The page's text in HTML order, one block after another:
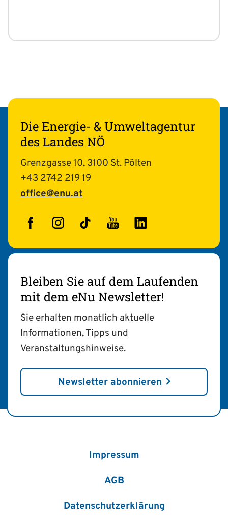
Die Energie- & Umweltagentur
des Landes NÖ
Grenzgasse 10, 3100 St. Pölten
+43 2742 219 19
office@enu.at
FacebookInstagram
TikTokYouTubeLinkedIn
Bleiben Sie auf dem Laufenden
mit dem eNu Newsletter!
Sie erhalten monatlich aktuelle
Informationen, Tipps und
Veranstaltungshinweise.
Newsletter abonnieren
Impressum
AGB
Datenschutzerklärung